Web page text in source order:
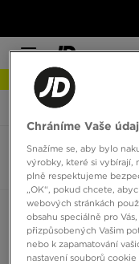
JD Sports Nike Run Swift 3
Seřadit:
Chráníme Vaše
Snažíme se, aby bylo
výrobky, které si vybírají,
plně respektujeme
„OK“, pokud chcete,
webových stránkách
obsahu speciálně pro
přizpůsobených Vašim
nebo k zapamatování
nastavení souborů